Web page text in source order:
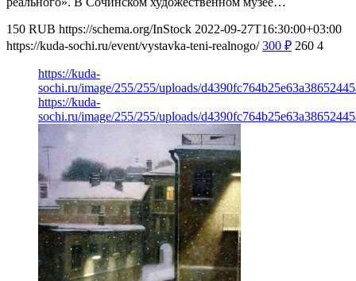
150 RUB https://schema.org/InStock 2022-09-27T16:30:00+03:00
https://kuda-sochi.ru/event/vystavka-teni-realnogo/ 300 ₽ 260 4
https://kuda-
sochi.ru/image/255/255/uploads/
https://kuda-
sochi.ru/image/255/255/uploads/